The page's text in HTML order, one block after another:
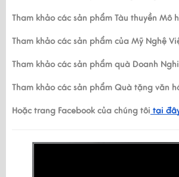
Tham khảo các sản phẩm Tàu thuyền Mô
Tham khảo các sản phẩm của Mỹ Nghệ
Tham khảo các sản phẩm quà Doanh
Tham khảo các sản phẩm Quà tặng văn
Hoặc trang Facebook của chúng tôi tại